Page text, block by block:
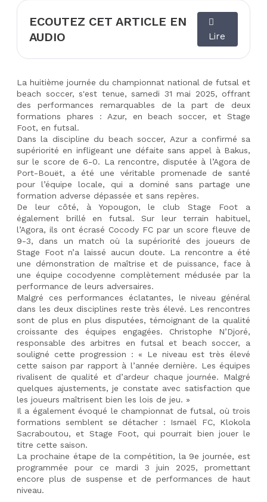
ECOUTEZ CET ARTICLE EN
AUDIO
Lire
La huitième journée du championnat national de futsal et
beach soccer, s'est tenue, samedi 31 mai 2025, offrant
des performances remarquables de la part de deux
formations phares : Azur, en beach soccer, et Stage
Foot, en futsal.
Dans la discipline du beach soccer, Azur a confirmé sa
supériorité en infligeant une défaite sans appel à Bakus,
sur le score de 6-0. La rencontre, disputée à l’Agora de
Port-Bouët, a été une véritable promenade de santé
pour l’équipe locale, qui a dominé sans partage une
formation adverse dépassée et sans repères.
De leur côté, à Yopougon, le club Stage Foot a
également brillé en futsal. Sur leur terrain habituel,
l’Agora, ils ont écrasé Cocody FC par un score fleuve de
9-3, dans un match où la supériorité des joueurs de
Stage Foot n’a laissé aucun doute. La rencontre a été
une démonstration de maîtrise et de puissance, face à
une équipe cocodyenne complètement médusée par la
performance de leurs adversaires.
Malgré ces performances éclatantes, le niveau général
dans les deux disciplines reste très élevé. Les rencontres
sont de plus en plus disputées, témoignant de la qualité
croissante des équipes engagées. Christophe N’Djoré,
responsable des arbitres en futsal et beach soccer, a
souligné cette progression : « Le niveau est très élevé
cette saison par rapport à l’année dernière. Les équipes
rivalisent de qualité et d’ardeur chaque journée. Malgré
quelques ajustements, je constate avec satisfaction que
les joueurs maîtrisent bien les lois de jeu. »
Il a également évoqué le championnat de futsal, où trois
formations semblent se détacher : Ismaël FC, Klokola
Sacraboutou, et Stage Foot, qui pourrait bien jouer le
titre cette saison.
La prochaine étape de la compétition, la 9e journée, est
programmée pour ce mardi 3 juin 2025, promettant
encore plus de suspense et de performances de haut
niveau.